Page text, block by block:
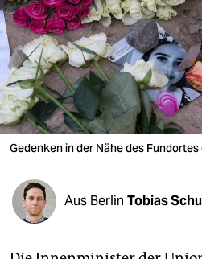
berlin
nord
wahrheit
verlag
veranstaltungen
shop
Gedenken in der Nähe des
Aus Berlin Tobias